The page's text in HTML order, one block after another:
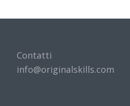
Contatti
info@originalskills.com